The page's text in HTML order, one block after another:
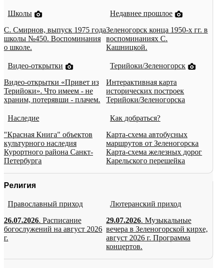
Школы
С. Смирнов, выпуск 1975 года
школы №450. Воспоминания
о школе.
Недавнее прошлое
Зеленогорск конца 1950-х гг. в
воспоминаниях С.
Кашницкой.
Видео-открытки
Видео-открытки «Привет из
Терийоки». Что имеем - не
храним, потерявши - плачем.
Терийоки/Зеленогорск
Интерактивная карта
исторических построек
Терийоки/Зеленогорска
Наследие
"Красная Книга" объектов
культурного наследия
Курортного района Санкт-
Петербурга
Как добраться?
Карта-схема автобусных
маршрутов от Зеленогорска
Карта-схема железных дорог
Карельского перешейка
Религия
Православный приход
26.07.2026. Расписание
богослужений на август 2026
г.
Лютеранский приход
29.07.2026. Музыкальные
вечера в Зеленогорской кирхе,
август 2026 г. Программа
концертов.